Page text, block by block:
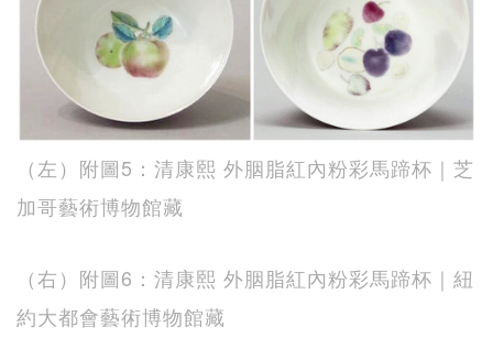
（左）附圖5：清康熙 外胭脂紅內粉彩馬蹄杯｜芝
加哥藝術博物館藏
（右）附圖6：清康熙 外胭脂紅內粉彩馬蹄杯｜紐
約大都會藝術博物館藏